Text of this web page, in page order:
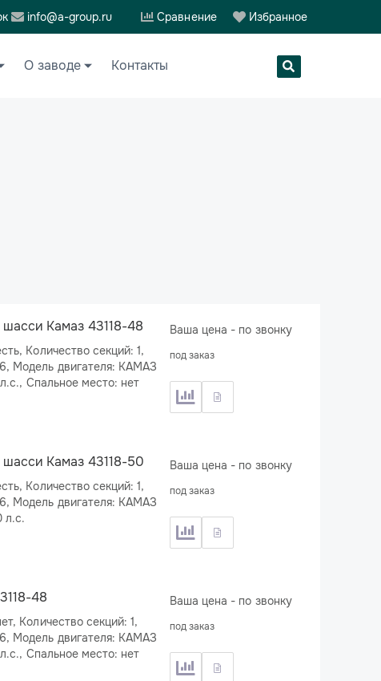
info@a-group.ru Сравнение Избранное
О заводе Контакты
Камаз 43118-48
667.511-300, Мощность двигателя: 292 л.с., Спальное место: нет
Ваша цена - по звонку
под заказ
Камаз 43118-50
л.с.
Ваша цена - по звонку
под заказ
48
667.511-300, Мощность двигателя: 292 л.с., Спальное место: нет
Ваша цена - по звонку
под заказ